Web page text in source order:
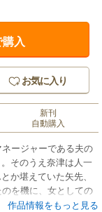
購入
お気に入り
新刊
自動購入
ージャーである夫の
そのうえ奈津は人一
か堪えていた矢先、
を機に、女としての
調教”にのめり込む奈
作品情報をもっと見る